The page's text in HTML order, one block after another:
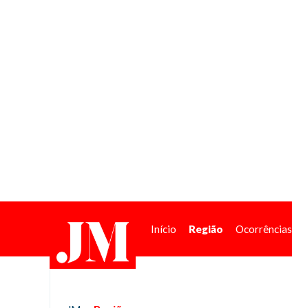
Início Região Ocorrências